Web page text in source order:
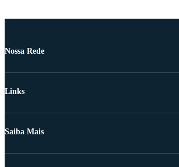
Nossa Rede
Links
Saiba Mais